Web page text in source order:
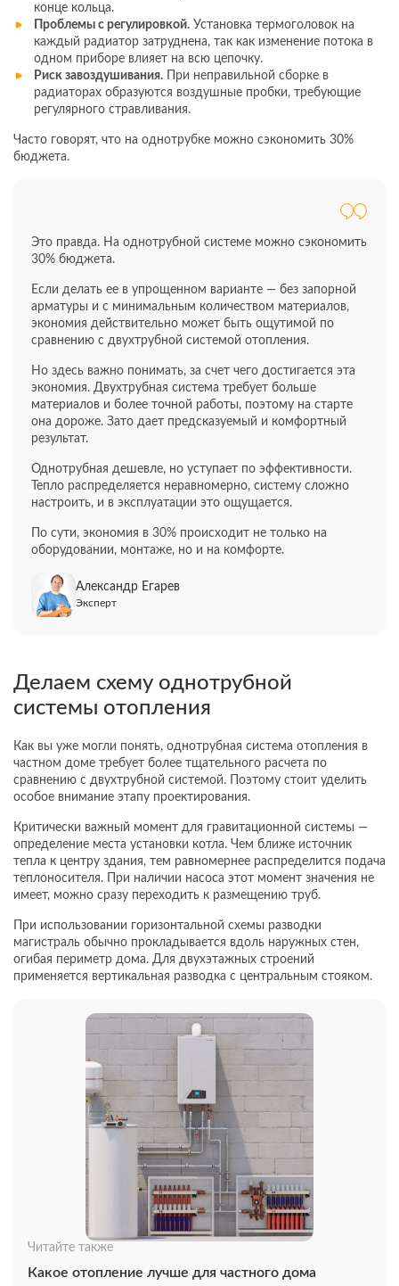
конце кольца.
Проблемы с регулировкой. Установка термоголовок на
каждый радиатор затруднена, так как изменение потока в
одном приборе влияет на всю цепочку.
Риск завоздушивания. При неправильной сборке в
радиаторах образуются воздушные пробки, требующие
регулярного стравливания.
Часто говорят, что на однотрубке можно сэкономить 30%
бюджета.
Это правда. На однотрубной системе можно сэкономить
30% бюджета.
Если делать ее в упрощенном варианте — без запорной
арматуры и с минимальным количеством материалов,
экономия действительно может быть ощутимой по
сравнению с двухтрубной системой отопления.
Но здесь важно понимать, за счет чего достигается эта
экономия. Двухтрубная система требует больше
материалов и более точной работы, поэтому на старте
она дороже. Зато дает предсказуемый и комфортный
результат.
Однотрубная дешевле, но уступает по эффективности.
Тепло распределяется неравномерно, систему сложно
настроить, и в эксплуатации это ощущается.
По сути, экономия в 30% происходит не только на
оборудовании, монтаже, но и на комфорте.
Александр Егарев
Эксперт
Делаем схему однотрубной
системы отопления
Как вы уже могли понять, однотрубная система отопления в
частном доме требует более тщательного расчета по
сравнению с двухтрубной системой. Поэтому стоит уделить
особое внимание этапу проектирования.
Критически важный момент для гравитационной системы —
определение места установки котла. Чем ближе источник
тепла к центру здания, тем равномернее распределится подача
теплоносителя. При наличии насоса этот момент значения не
имеет, можно сразу переходить к размещению труб.
При использовании горизонтальной схемы разводки
магистраль обычно прокладывается вдоль наружных стен,
огибая периметр дома. Для двухэтажных строений
применяется вертикальная разводка с центральным стояком.
Читайте также
Какое отопление лучше для частного дома